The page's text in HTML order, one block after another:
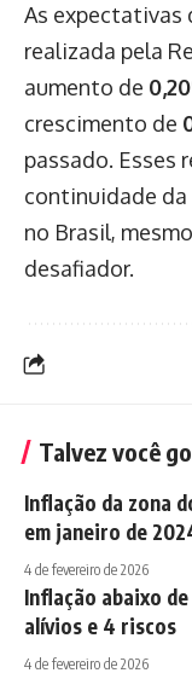
As expectativas
realizada pela
aumento de
crescimento de
passado. Esses
continuidade
no Brasil,
desafiador.
Talvez você
Inflação da zona
em janeiro de
4 de fevereiro de 2026
Inflação abaixo
alívios e 4 riscos
4 de fevereiro de 2026